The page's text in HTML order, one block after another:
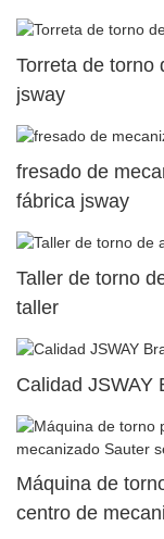
Torreta de torno
jsway
fresado de
fábrica jsway
Taller de torno
taller
Calidad JSWAY
Máquina de
centro de